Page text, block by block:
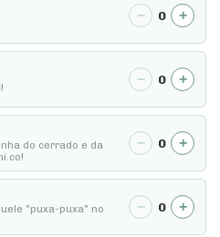
− 0 +
− 0 +
do cerrado e da
− 0 +
"puxa-puxa" no
− 0 +